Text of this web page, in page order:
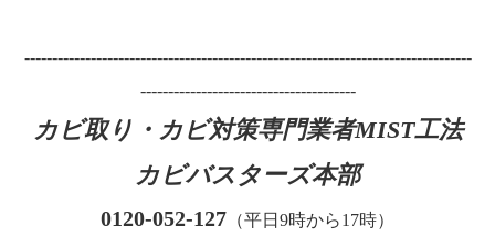
---------------------------------------------------------------------------------
---------------------------------------
カビ取り・カビ対策専門業者MIST工法
カビバスターズ本部
0120-052-127 （平日9時から17時）